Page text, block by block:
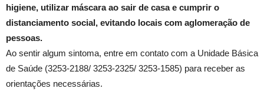
higiene, utilizar máscara ao sair de casa e cumprir o
distanciamento social, evitando locais com aglomeração de
pessoas.
Ao sentir algum sintoma, entre em contato com a Unidade Básica
de Saúde (3253-2188/ 3253-2325/ 3253-1585) para receber as
orientações necessárias.